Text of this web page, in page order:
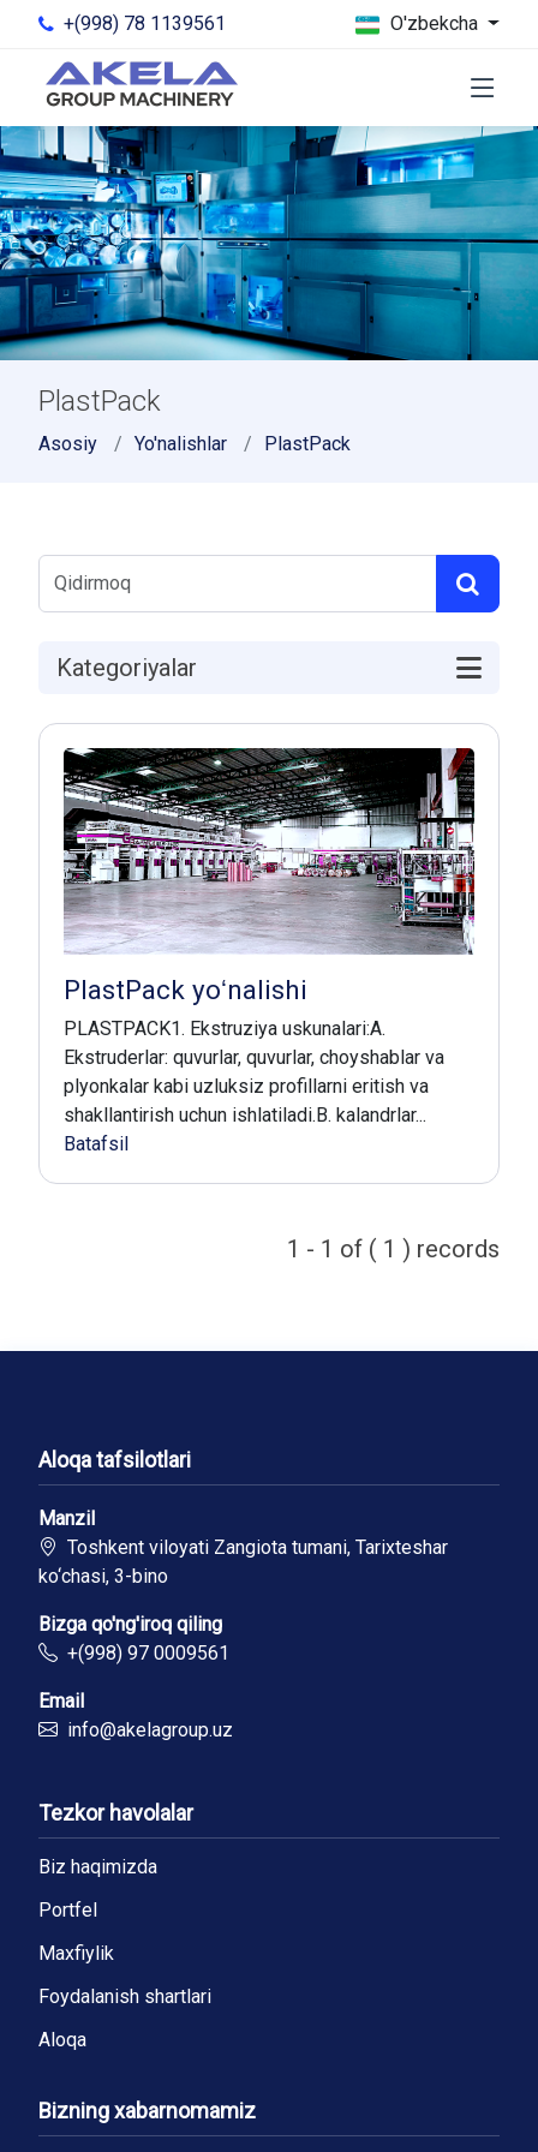
+(998) 78 1139561 O'zbekcha
PlastPack
Asosiy Yo'nalishlar PlastPack
Kategoriyalar
PlastPack yoʻnalishi
PLASTPACK1. Ekstruziya uskunalari:A.
Ekstruderlar: quvurlar, quvurlar, choyshablar va
plyonkalar kabi uzluksiz profillarni eritish va
shakllantirish uchun ishlatiladi.B. kalandrlar...
Batafsil
1 - 1 of ( 1 ) records
Aloqa tafsilotlari
Manzil
Toshkent viloyati Zangiota tumani, Tarixteshar
ko‘chasi, 3-bino
Bizga qo'ng'iroq qiling
+(998) 97 0009561
Email
info@akelagroup.uz
Tezkor havolalar
Biz haqimizda
Portfel
Maxfiylik
Foydalanish shartlari
Aloqa
Bizning xabarnomamiz